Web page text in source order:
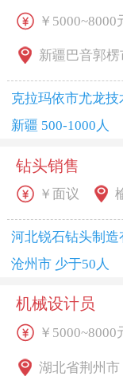
￥5000~8000
新疆巴音郭楞
克拉玛依市尤龙技
新疆 500-1000人
钻头销售
￥面议
河北锐石钻头制造
沧州市 少于50人
机械设计员
￥5000~8000
湖北省荆州市